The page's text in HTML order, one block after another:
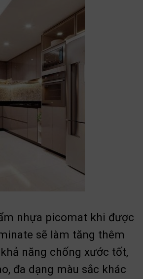
nhựa picomat khi được
sẽ làm tăng thêm
năng chống xước tốt,
đa dạng màu sắc khác